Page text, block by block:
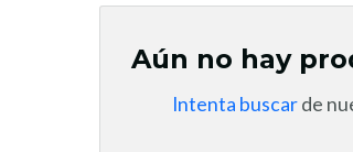
Aún no hay
Intenta buscarde